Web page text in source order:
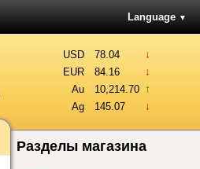
Language ▼
USD 78.04 ↓
EUR 84.16 ↓
Au 10,214.70 ↑
Ag 145.07 ↓
Разделы магазина